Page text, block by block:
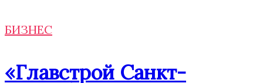
БИЗНЕС
«Главстрой Санкт-